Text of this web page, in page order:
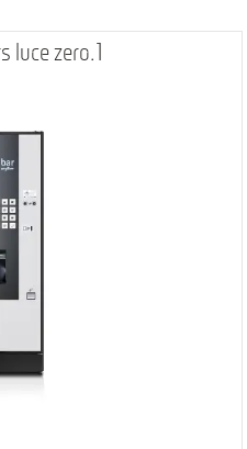
luce zero.1